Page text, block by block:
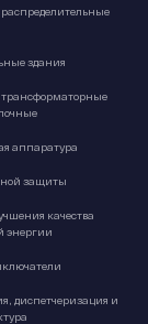
здания
аппаратура
защиты
качества
энергии
диспетчеризация и